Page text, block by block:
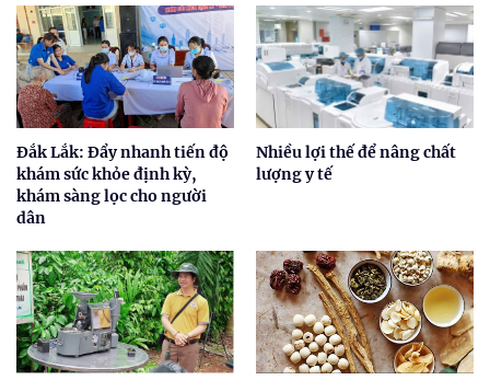
Đắk Lắk: Đẩy nhanh tiến độ
khám sức khỏe định kỳ,
khám sàng lọc cho người
dân
Nhiều lợi thế để nâng chất
lượng y tế